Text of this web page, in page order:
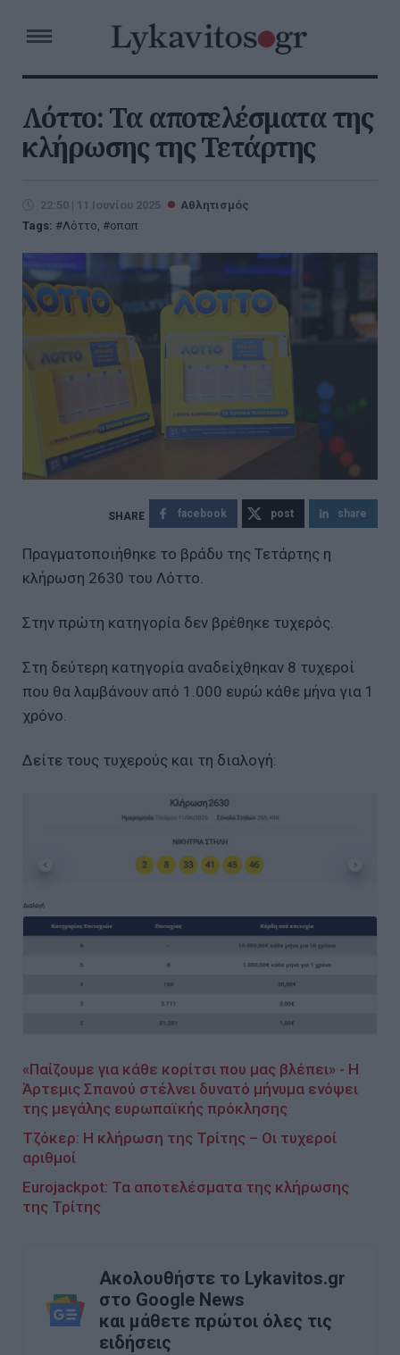
Λόττο: Τα αποτελέσματα της
κλήρωσης της Τετάρτης
22:50 | 11 Ιουνίου 2025
Αθλητισμός
Tags:
Λόττο, οπαπ
facebook post share
Πραγματοποιήθηκε το βράδυ της Τετάρτης η
κλήρωση 2630 του Λόττο.
Στην πρώτη κατηγορία δεν βρέθηκε τυχερός.
Στη δεύτερη κατηγορία αναδείχθηκαν 8 τυχεροί
που θα λαμβάνουν από 1.000 ευρώ κάθε μήνα για 1
χρόνο.
Δείτε τους τυχερούς και τη διαλογή:
«Παίζουμε για κάθε κορίτσι που μας βλέπει» - Η
Άρτεμις Σπανού στέλνει δυνατό μήνυμα ενόψει
της μεγάλης ευρωπαϊκής πρόκλησης
Τζόκερ: H κλήρωση της Τρίτης – Οι τυχεροί
αριθμοί
Eurojackpot: Τα αποτελέσματα της κλήρωσης
της Τρίτης
Ακολουθήστε το Lykavitos.gr
στο Google News
και μάθετε πρώτοι όλες τις
ειδήσεις